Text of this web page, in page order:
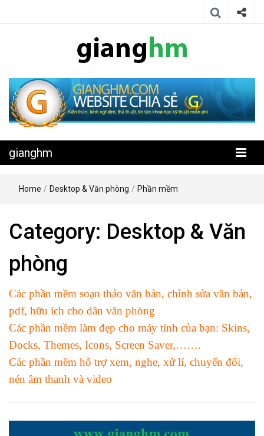
gianghm
kỹ thuật miễn phí
gianghm
Home / Desktop & Văn phòng / Phần mềm
Category: Desktop & Văn
phòng
Các phần mềm soạn thảo văn bản, chỉnh sửa văn bản,
pdf, hữu ích cho dân văn phòng
Các phần mềm làm đẹp cho máy tính của bạn: Skins,
Docks, Themes, Icons, Screen Saver,…….
Các phần mềm hỗ trợ xem, nghe, xử lí, chuyển đổi,
nén âm thanh và video